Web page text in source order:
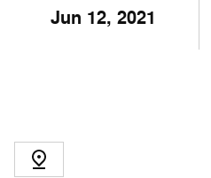
Jun 12, 2021